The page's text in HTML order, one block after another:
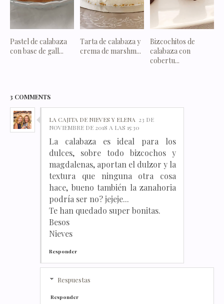
Pastel de calabaza
con base de gall...
Tarta de calabaza y
crema de marshm...
Bizcochitos de
calabaza con
cobertu...
3 COMMENTS
LA CAJITA DE NIEVES Y ELENA 23 DE
NOVIEMBRE DE 2018 A LAS 15:30
La calabaza es ideal para los
dulces, sobre todo bizcochos y
magdalenas, aportan el dulzor y la
textura que ninguna otra cosa
hace, bueno también la zanahoria
podría ser no? jejeje...
Te han quedado super bonitas.
Besos
Nieves
Responder
Respuestas
Responder